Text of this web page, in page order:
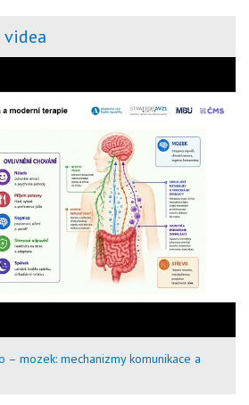
mozek: mechanizmy komunikace a